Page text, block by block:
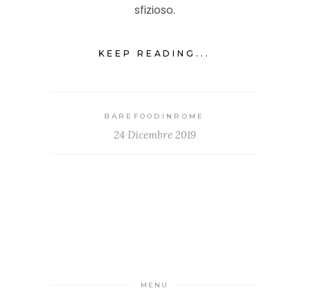
sfizioso.
KEEP READING...
BAREFOODINROME
24 Dicembre 2019
MENU